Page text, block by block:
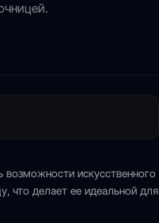
возможности искусственного
что делает ее идеальной для